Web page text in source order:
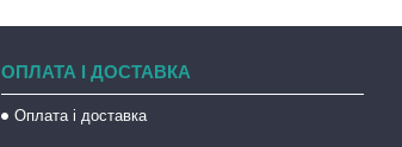
ОПЛАТА І ДОСТАВКА
Оплата і доставка